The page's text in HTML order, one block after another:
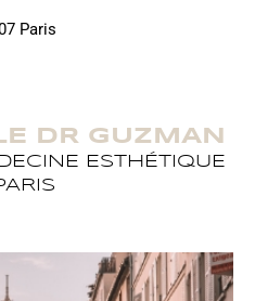
Paris
DR GUZMAN
ESTHÉTIQUE